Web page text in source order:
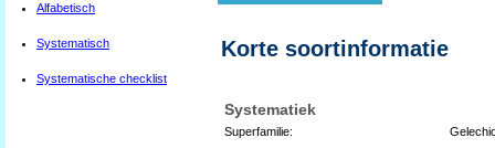
Alfabetisch
Systematisch
Systematische checklist
Korte soortinformatie
Systematiek
Superfamilie: